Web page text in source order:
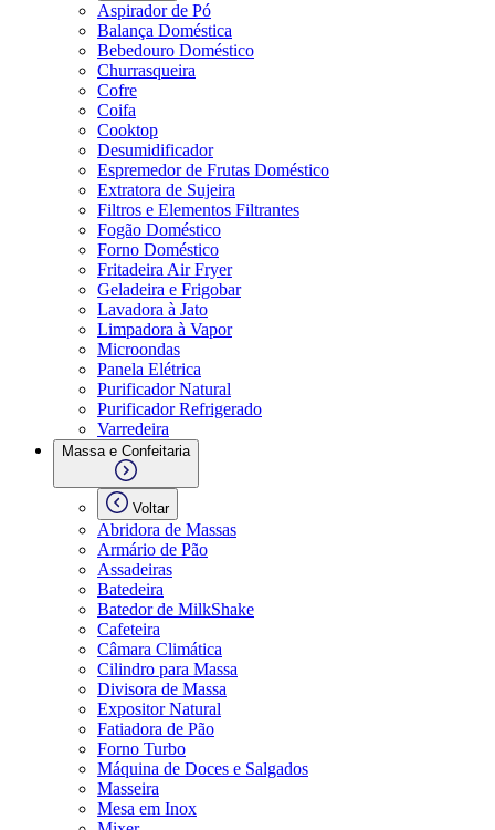
Aspirador de Pó
Balança Doméstica
Bebedouro Doméstico
Churrasqueira
Cofre
Coifa
Cooktop
Desumidificador
Espremedor de Frutas Doméstico
Extratora de Sujeira
Filtros e Elementos Filtrantes
Fogão Doméstico
Forno Doméstico
Fritadeira Air Fryer
Geladeira e Frigobar
Lavadora à Jato
Limpadora à Vapor
Microondas
Panela Elétrica
Purificador Natural
Purificador Refrigerado
Varredeira
Massa e Confeitaria
Voltar
Abridora de Massas
Armário de Pão
Assadeiras
Batedeira
Batedor de MilkShake
Cafeteira
Câmara Climática
Cilindro para Massa
Divisora de Massa
Expositor Natural
Fatiadora de Pão
Forno Turbo
Máquina de Doces e Salgados
Masseira
Mesa em Inox